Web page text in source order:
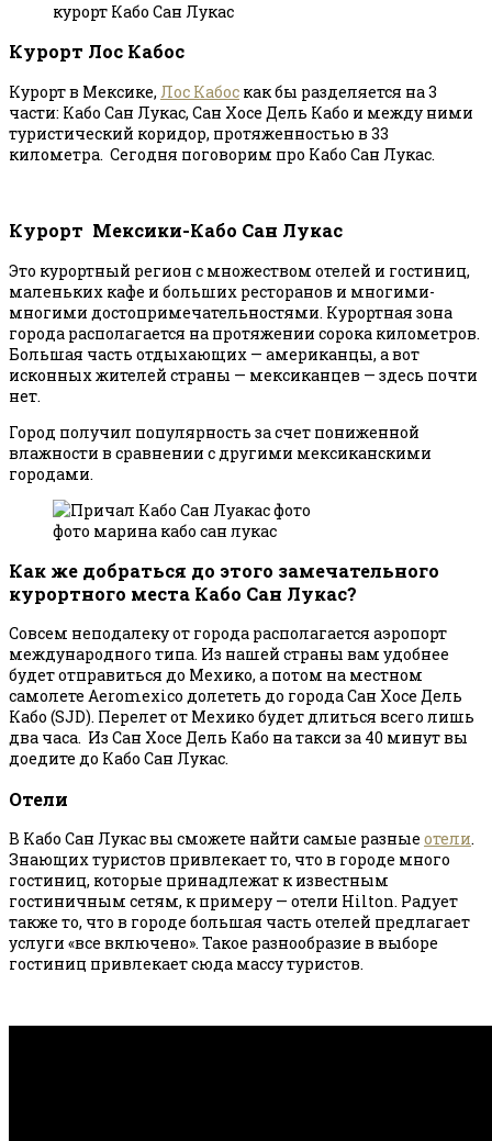
курорт Кабо Сан Лукас
Курорт Лос Кабос
Курорт в Мексике, Лос Кабос как бы разделяется на 3
части: Кабо Сан Лукас, Сан Хосе Дель Кабо и между ними
туристический коридор, протяженностью в 33
километра. Сегодня поговорим про Кабо Сан Лукас.
Курорт Мексики-Кабо Сан Лукас
Это курортный регион с множеством отелей и гостиниц,
маленьких кафе и больших ресторанов и многими-
многими достопримечательностями. Курортная зона
города располагается на протяжении сорока километров.
Большая часть отдыхающих — американцы, а вот
исконных жителей страны — мексиканцев — здесь почти
нет.
Город получил популярность за счет пониженной
влажности в сравнении с другими мексиканскими
городами.
фото марина кабо сан лукас
Как же добраться до этого замечательного
курортного места Кабо Сан Лукас?
Совсем неподалеку от города располагается аэропорт
международного типа. Из нашей страны вам удобнее
будет отправиться до Мехико, а потом на местном
самолете Aeromexico долететь до города Сан Хосе Дель
Кабо (SJD). Перелет от Мехико будет длиться всего лишь
два часа. Из Сан Хосе Дель Кабо на такси за 40 минут вы
доедите до Кабо Сан Лукас.
Отели
В Кабо Сан Лукас вы сможете найти самые разные отели.
Знающих туристов привлекает то, что в городе много
гостиниц, которые принадлежат к известным
гостиничным сетям, к примеру — отели Hilton. Радует
также то, что в городе большая часть отелей предлагает
услуги «все включено». Такое разнообразие в выборе
гостиниц привлекает сюда массу туристов.